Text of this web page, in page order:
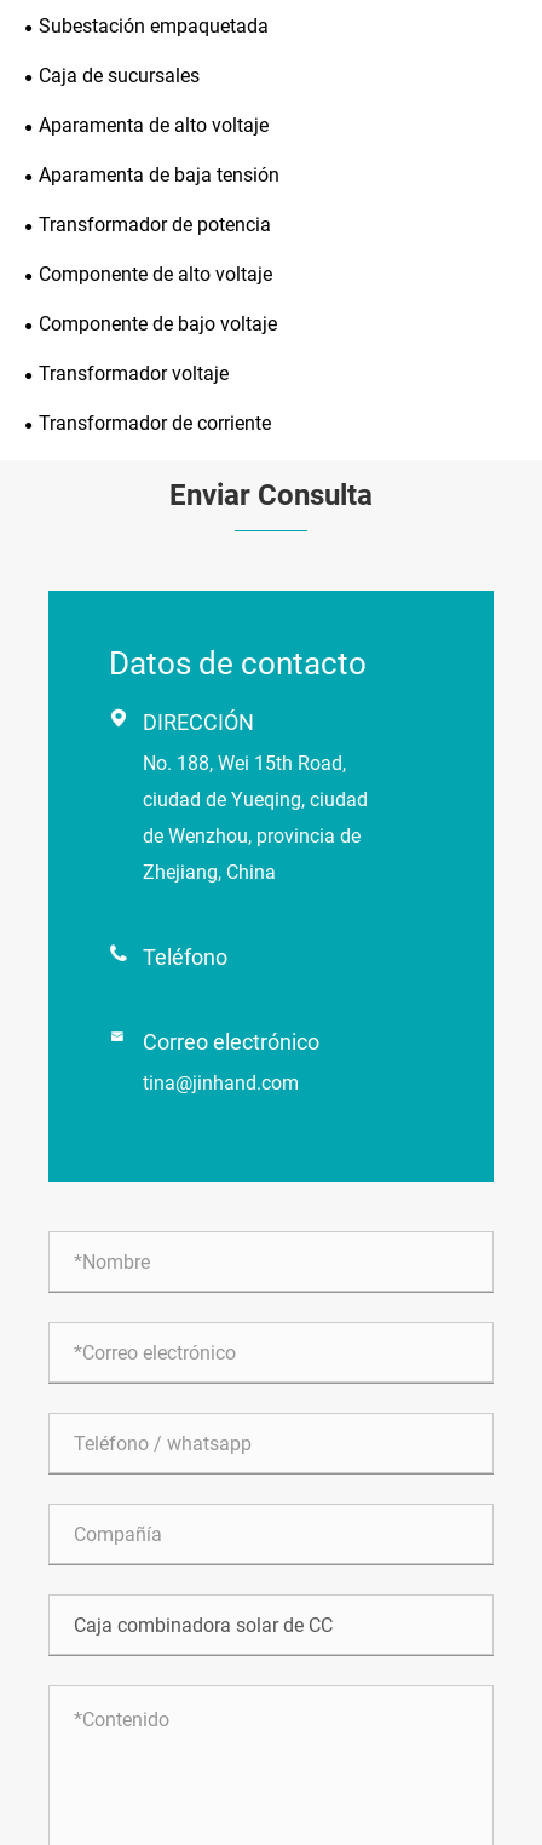
Subestación empaquetada
Caja de sucursales
Aparamenta de alto voltaje
Aparamenta de baja tensión
Transformador de potencia
Componente de alto voltaje
Componente de bajo voltaje
Transformador voltaje
Transformador de corriente
Enviar Consulta
Datos de contacto
 DIRECCIÓN
No. 188, Wei 15th Road,
ciudad de Yueqing, ciudad
de Wenzhou, provincia de
Zhejiang, China
 Teléfono
 Correo electrónico
tina@jinhand.com